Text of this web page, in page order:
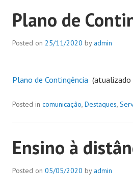
Plano de
Posted on 25/11/2020 by admin
Plano de Contingência (atualizado
Posted in comunicação, Destaques,
Ensino à
Posted on 05/05/2020 by admin